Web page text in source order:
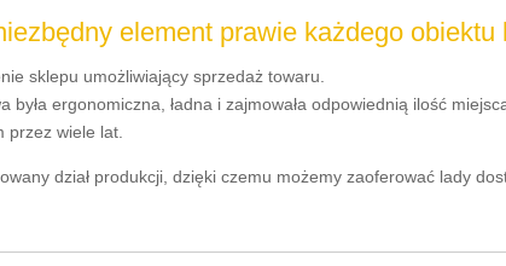
element prawie każdego obiektu
sklepu umożliwiający sprzedaż towaru.
była ergonomiczna, ładna i zajmowała odpowiednią ilość
przez wiele lat.
dział produkcji, dzięki czemu możemy zaoferować lady